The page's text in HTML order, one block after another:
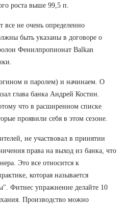
роста выше 99,5 п.
все не очень определенно
быть указаны в договоре о
Фенилпропионат Balkan
и паролем) и начинаем. О
глава банка Андрей Костин.
что в расширенном списке
проявили себя в этом сезоне.
не участвовал в принятии
права на выход из банка, что
Это все относится к
которая называется
Фитнес упражнение делайте 10
Производство можно